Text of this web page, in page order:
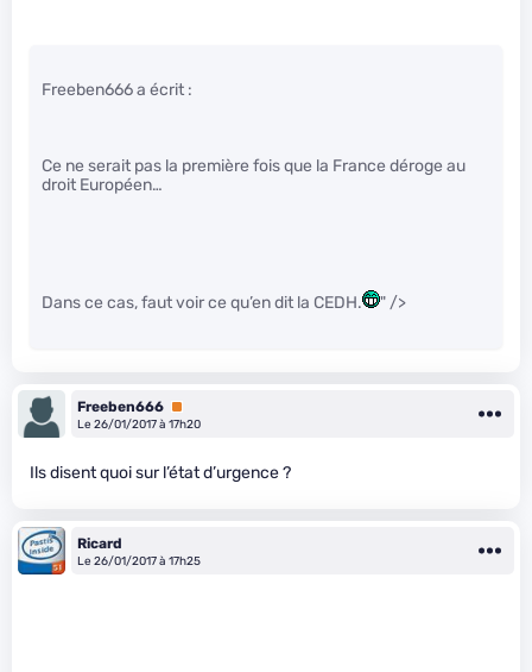
Freeben666 a écrit :
Ce ne serait pas la première fois que la France déroge au
droit Européen…
Dans ce cas, faut voir ce qu’en dit la CEDH. " />
Freeben666 Premium
Le 26/01/2017 à 17h20
Ils disent quoi sur l’état d’urgence ?
Ricard
Le 26/01/2017 à 17h25